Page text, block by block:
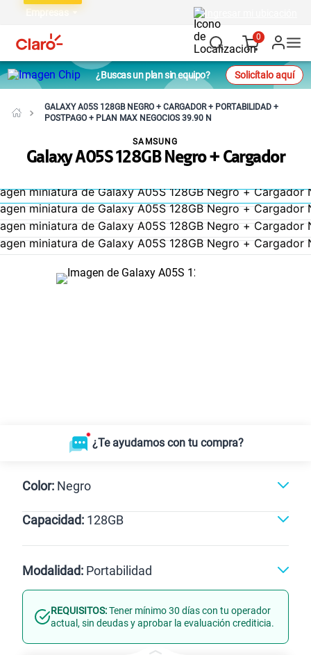
Empresas
0
¿Buscas un plan sin equipo? Solicítalo aquí
GALAXY A05S 128GB NEGRO + CARGADOR + PORTABILIDAD +
POSTPAGO + PLAN MAX NEGOCIOS 39.90 N
Galaxy A05S 128GB Negro + Cargador
SAMSUNG
¿Te ayudamos con tu compra?
Color: Negro
Capacidad: 128GB
128GB
Modalidad: Portabilidad
Línea Nueva Portabilidad
REQUISITOS:Tener mínimo 30 días con tu operador
actual, sin deudas y aprobar la evaluación crediticia.